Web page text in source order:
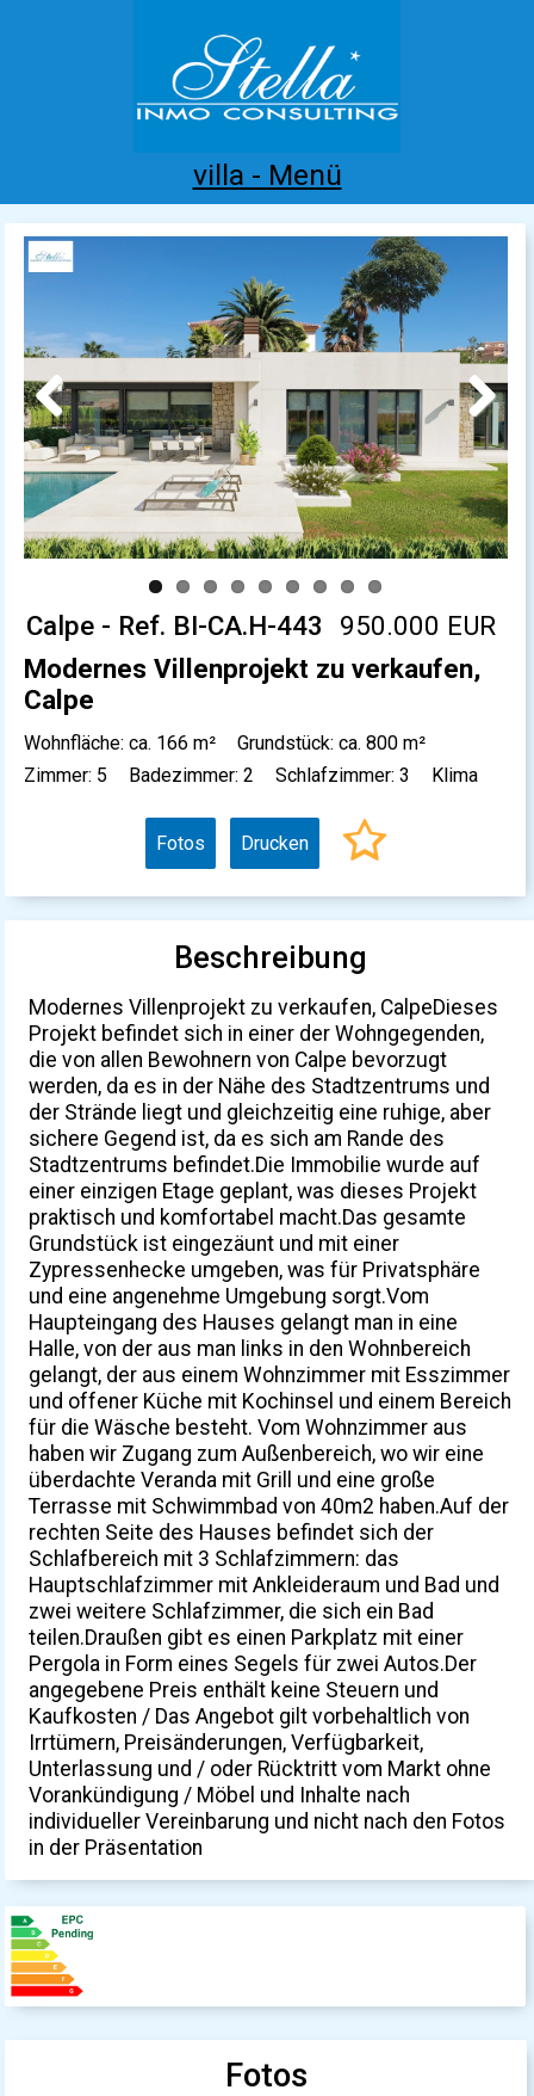
villa - Menü
Home Costa Blanca Kaufen Mieten
Neubau
Referenzen Kontakt
Previous Next
Calpe - Ref. BI-CA.H-443
950.000 EUR
Modernes Villenprojekt zu verkaufen,
Calpe
Wohnfläche: ca. 166 m²
Grundstück: ca. 800 m²
Zimmer: 5
Badezimmer: 2 Schlafzimmer: 3 Klima
Fotos Drucken
Beschreibung
Modernes Villenprojekt zu verkaufen, CalpeDieses
Projekt befindet sich in einer der Wohngegenden,
die von allen Bewohnern von Calpe bevorzugt
werden, da es in der Nähe des Stadtzentrums und
der Strände liegt und gleichzeitig eine ruhige, aber
sichere Gegend ist, da es sich am Rande des
Stadtzentrums befindet.Die Immobilie wurde auf
einer einzigen Etage geplant, was dieses Projekt
praktisch und komfortabel macht.Das gesamte
Grundstück ist eingezäunt und mit einer
Zypressenhecke umgeben, was für Privatsphäre
und eine angenehme Umgebung sorgt.Vom
Haupteingang des Hauses gelangt man in eine
Halle, von der aus man links in den Wohnbereich
gelangt, der aus einem Wohnzimmer mit Esszimmer
und offener Küche mit Kochinsel und einem Bereich
für die Wäsche besteht. Vom Wohnzimmer aus
haben wir Zugang zum Außenbereich, wo wir eine
überdachte Veranda mit Grill und eine große
Terrasse mit Schwimmbad von 40m2 haben.Auf der
rechten Seite des Hauses befindet sich der
Schlafbereich mit 3 Schlafzimmern: das
Hauptschlafzimmer mit Ankleideraum und Bad und
zwei weitere Schlafzimmer, die sich ein Bad
teilen.Draußen gibt es einen Parkplatz mit einer
Pergola in Form eines Segels für zwei Autos.Der
angegebene Preis enthält keine Steuern und
Kaufkosten / Das Angebot gilt vorbehaltlich von
Irrtümern, Preisänderungen, Verfügbarkeit,
Unterlassung und / oder Rücktritt vom Markt ohne
Vorankündigung / Möbel und Inhalte nach
individueller Vereinbarung und nicht nach den Fotos
in der Präsentation
Fotos